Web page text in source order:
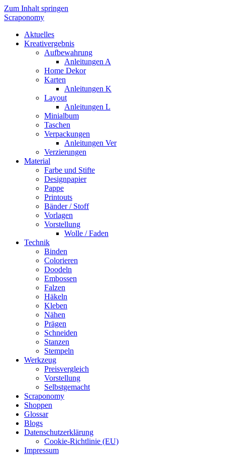
Zum Inhalt springen
Scraponomy
Aktuelles
Kreativergebnis
Aufbewahrung
Anleitungen A
Home Dekor
Karten
Anleitungen K
Layout
Anleitungen L
Minialbum
Taschen
Verpackungen
Anleitungen Ver
Verzierungen
Material
Farbe und Stifte
Designpapier
Pappe
Printouts
Bänder / Stoff
Vorlagen
Vorstellung
Wolle / Faden
Technik
Binden
Colorieren
Doodeln
Embossen
Falzen
Häkeln
Kleben
Nähen
Prägen
Schneiden
Stanzen
Stempeln
Werkzeug
Preisvergleich
Vorstellung
Selbstgemacht
Scraponomy
Shoppen
Glossar
Blogs
Datenschutzerklärung
Cookie-Richtlinie (EU)
Impressum